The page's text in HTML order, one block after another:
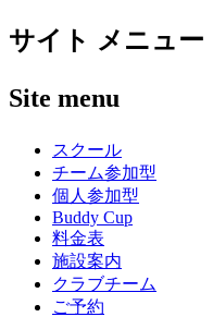
サイト メニュー
Site menu
スクール
チーム参加型
個人参加型
Buddy Cup
料金表
施設案内
クラブチーム
ご予約